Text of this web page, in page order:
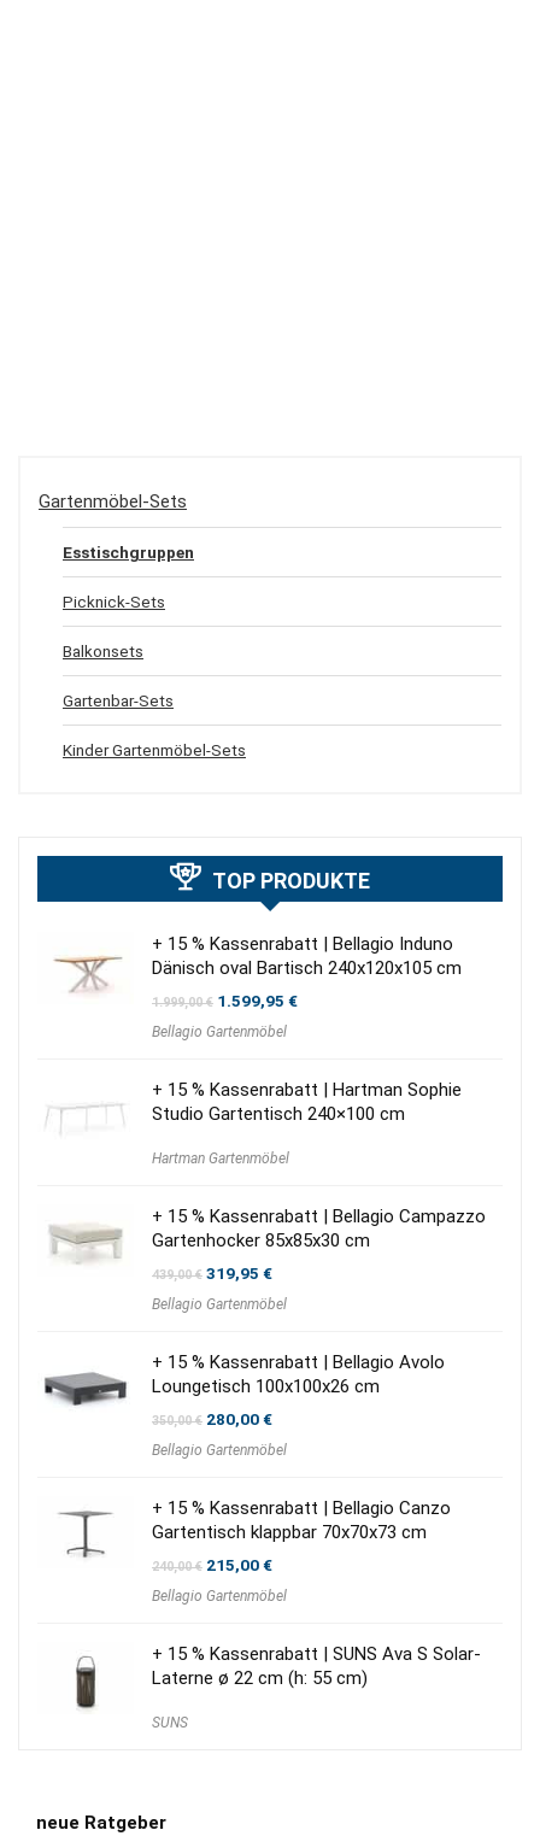
Gartenmöbel-Sets
Esstischgruppen
Picknick-Sets
Balkonsets
Gartenbar-Sets
Kinder Gartenmöbel-Sets
TOP PRODUKTE
+ 15 % Kassenrabatt | Bellagio Induno
Dänisch oval Bartisch 240x120x105 cm
1.999,00€ Ursprünglicher
war:
1.599,95 €Aktueller
Bellagio Gartenmöbel
+ 15 % Kassenrabatt | Hartman Sophie
Studio Gartentisch 240×100 cm
Hartman Gartenmöbel
+ 15 % Kassenrabatt | Bellagio Campazzo
Gartenhocker 85x85x30 cm
439,00€ Ursprünglicher
war:
319,95 €Aktueller
ist:
Bellagio Gartenmöbel
+ 15 % Kassenrabatt | Bellagio Avolo
Loungetisch 100x100x26 cm
350,00€ Ursprünglicher
war:
280,00€Aktueller
ist:
Bellagio Gartenmöbel
+ 15 % Kassenrabatt | Bellagio Canzo
Gartentisch klappbar 70x70x73 cm
240,00€ Ursprünglicher
war:
215,00€Aktueller
ist:
Bellagio Gartenmöbel
+ 15 % Kassenrabatt | SUNS Ava S Solar-
Laterne ø 22 cm (h: 55 cm)
SUNS
neue Ratgeber